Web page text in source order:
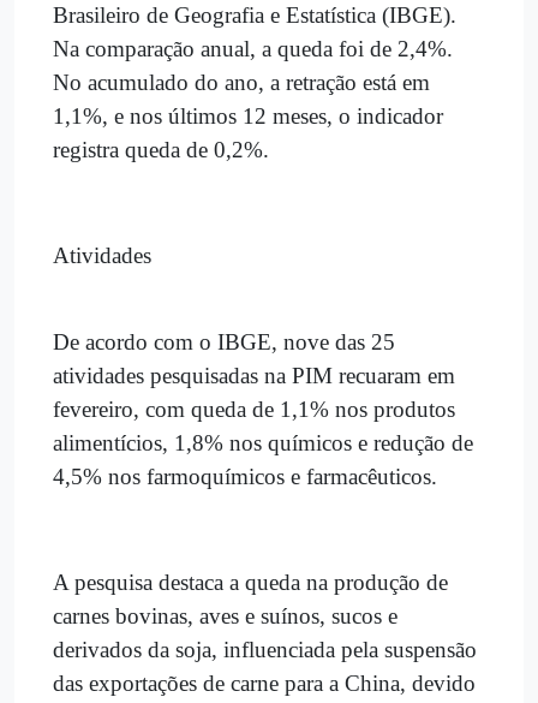
Brasileiro de Geografia e Estatística (IBGE).
Na comparação anual, a queda foi de 2,4%.
No acumulado do ano, a retração está em
1,1%, e nos últimos 12 meses, o indicador
registra queda de 0,2%.
Atividades
De acordo com o IBGE, nove das 25
atividades pesquisadas na PIM recuaram em
fevereiro, com queda de 1,1% nos produtos
alimentícios, 1,8% nos químicos e redução de
4,5% nos farmoquímicos e farmacêuticos.
A pesquisa destaca a queda na produção de
carnes bovinas, aves e suínos, sucos e
derivados da soja, influenciada pela suspensão
das exportações de carne para a China, devido